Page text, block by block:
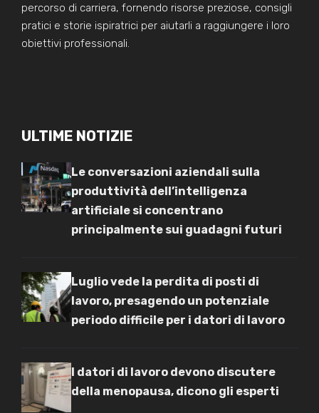
percorso di carriera, fornendo risorse preziose, consigli
pratici e storie ispiratrici per aiutarli a raggiungere i loro
obiettivi professionali.
ULTIME NOTIZIE
Le conversazioni aziendali sulla
produttività dell’intelligenza
artificiale si concentrano
principalmente sui guadagni futuri
Luglio vede la perdita di posti di
lavoro, presagendo un potenziale
periodo difficile per i datori di lavoro
I datori di lavoro devono discutere
della menopausa, dicono gli esperti